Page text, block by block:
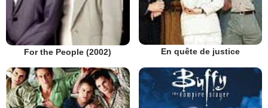
For the People (2002) En quête de justice